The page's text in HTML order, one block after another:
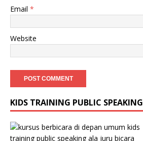
Email *
Website
KIDS TRAINING PUBLIC SPEAKING